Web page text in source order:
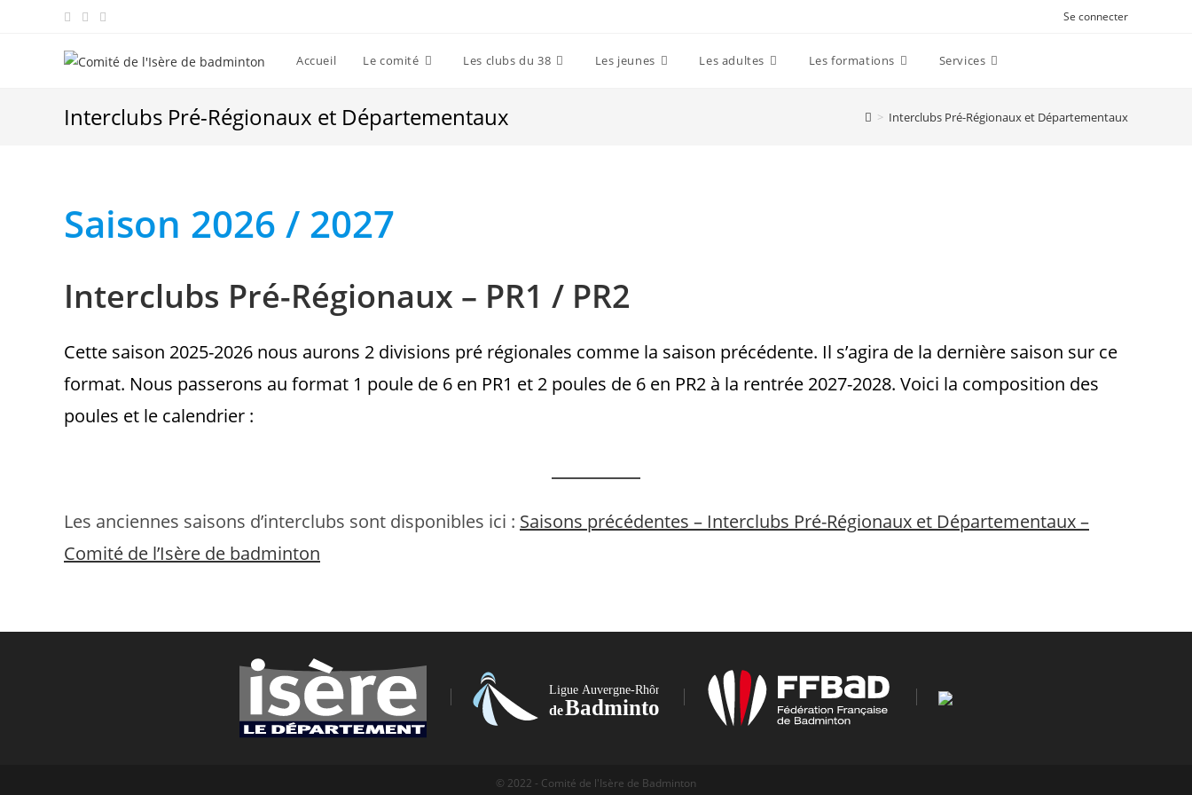
Se connecter
Accueil Le comité Les clubs du 38 Les jeunes Les adultes Les formations Services
Interclubs Pré-Régionaux et Départementaux > Interclubs Pré-Régionaux et Départementaux
Saison 2026 / 2027
Interclubs Pré-Régionaux – PR1 / PR2
Cette saison 2025-2026 nous aurons 2 divisions pré régionales comme la saison précédente. Il s’agira de la dernière saison sur ce
format. Nous passerons au format 1 poule de 6 en PR1 et 2 poules de 6 en PR2 à la rentrée 2027-2028. Voici la composition des
poules et le calendrier :
Les anciennes saisons d’interclubs sont disponibles ici : Saisons précédentes – Interclubs Pré-Régionaux et Départementaux –
Comité de l’Isère de badminton
© 2022 - Comité de l'Isère de Badminton